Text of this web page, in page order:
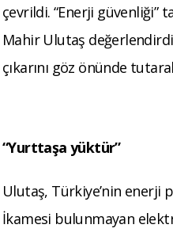
çevrildi. “Enerji güvenliği”
Mahir Ulutaş
çıkarını göz önünde
“Yurttaşa yüktür”
Ulutaş, Türkiye’nin enerji
İkamesi bulunmayan